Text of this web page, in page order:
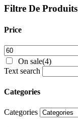
Filtre De Produits
Price
On sale(4)
Text search
Categories
Categories